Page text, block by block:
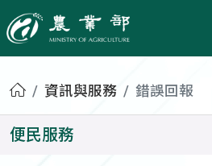
農業部
首頁資訊與服務 錯誤回報
便民服務